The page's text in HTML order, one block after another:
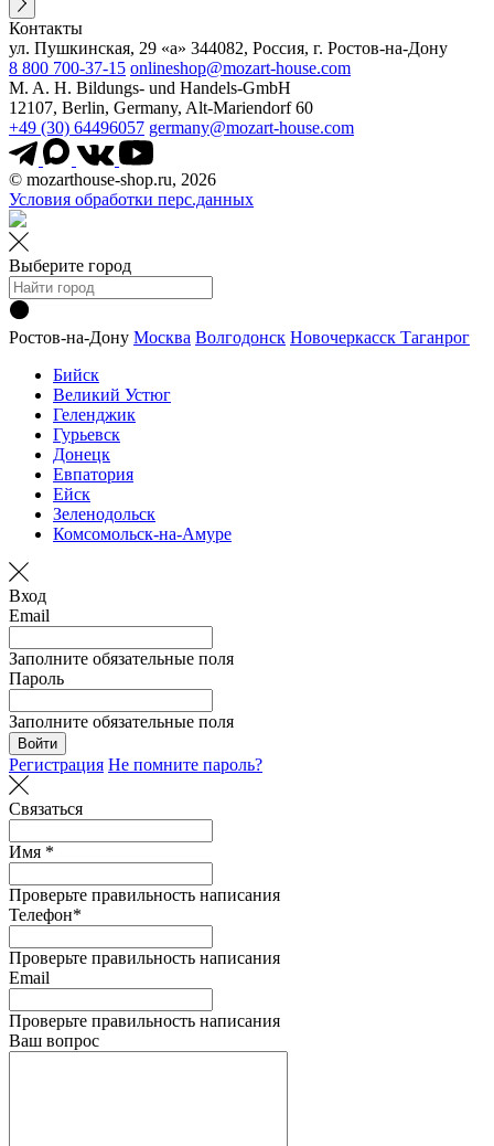
Контакты
ул. Пушкинская, 29 «а» 344082, Россия, г. Ростов-на-Дону
8 800 700-37-15 onlineshop@mozart-house.com
M. A. H. Bildungs- und Handels-GmbH
12107, Berlin, Germany, Alt-Mariendorf 60
+49 (30) 64496057 germany@mozart-house.com
© mozarthouse-shop.ru, 2026
Условия обработки перс.данных
Выберите город
Ростов-на-Дону Москва Волгодонск Новочеркасск Таганрог
Бийск
Великий Устюг
Геленджик
Гурьевск
Донецк
Евпатория
Ейск
Зеленодольск
Комсомольск-на-Амуре
Вход
Email
Заполните обязательные поля
Пароль
Заполните обязательные поля
Войти
Регистрация Не помните пароль?
Связаться
Имя *
Проверьте правильность написания
Телефон*
Проверьте правильность написания
Email
Проверьте правильность написания
Ваш вопрос